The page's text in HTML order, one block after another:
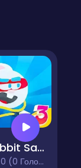
Rabbit Samurai 3
0 (0 Голосів)